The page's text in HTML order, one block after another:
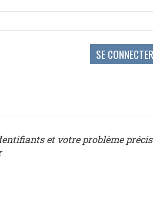
et votre problème précis